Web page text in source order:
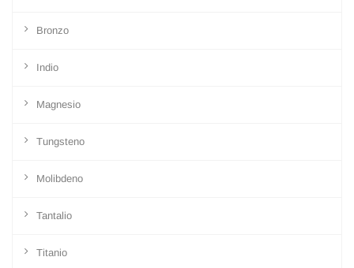
Bronzo
Indio
Magnesio
Tungsteno
Molibdeno
Tantalio
Titanio